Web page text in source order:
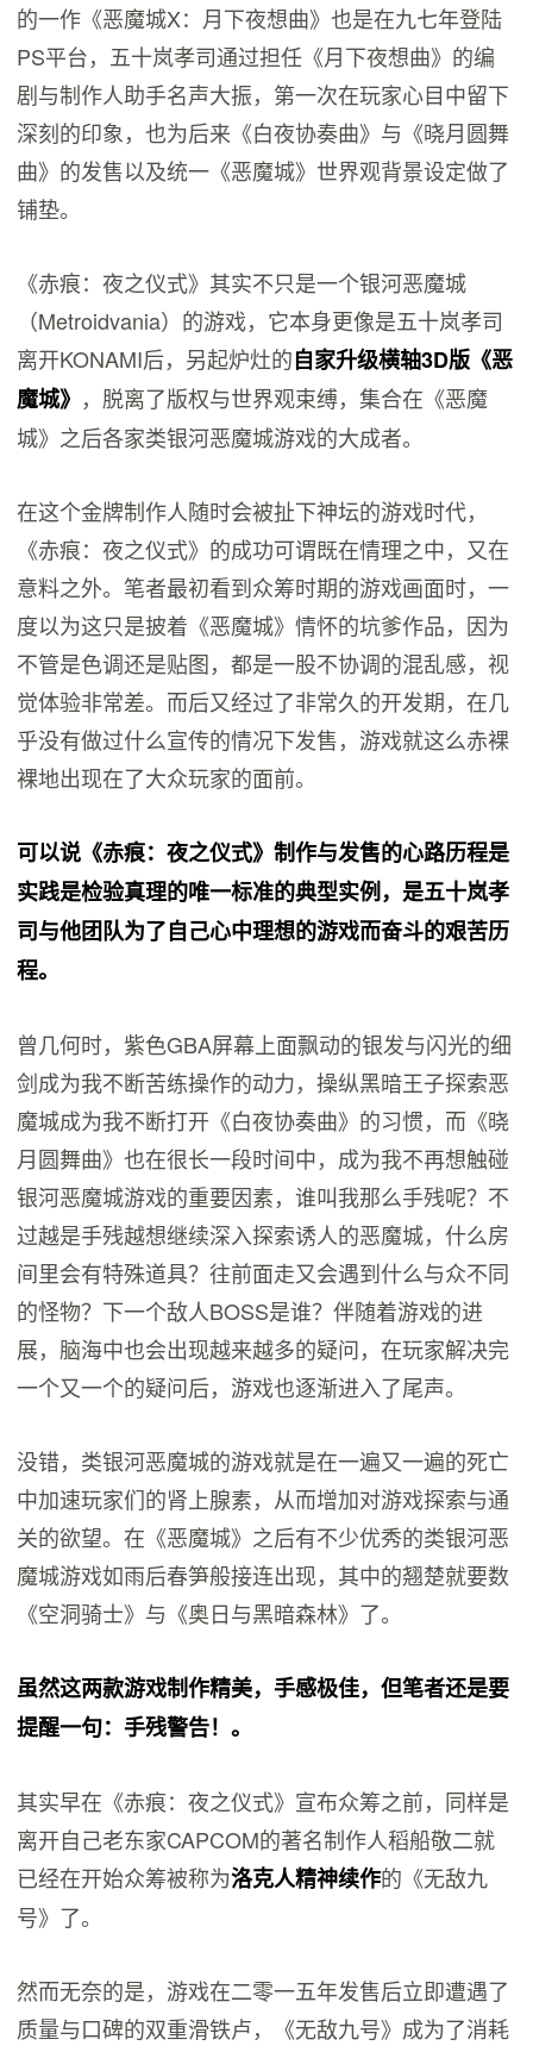
的一作《恶魔城X：月下夜想曲》也是在九七年登陆
PS平台，五十岚孝司通过担任《月下夜想曲》的编
剧与制作人助手名声大振，第一次在玩家心目中留下
深刻的印象，也为后来《白夜协奏曲》与《晓月圆舞
曲》的发售以及统一《恶魔城》世界观背景设定做了
铺垫。
《赤痕：夜之仪式》其实不只是一个银河恶魔城
（Metroidvania）的游戏，它本身更像是五十岚孝司
离开KONAMI后，另起炉灶的自家升级横轴3D版《恶
魔城》 ，脱离了版权与世界观束缚，集合在《恶魔
城》之后各家类银河恶魔城游戏的大成者。
在这个金牌制作人随时会被扯下神坛的游戏时代，
《赤痕：夜之仪式》的成功可谓既在情理之中，又在
意料之外。笔者最初看到众筹时期的游戏画面时，一
度以为这只是披着《恶魔城》情怀的坑爹作品，因为
不管是色调还是贴图，都是一股不协调的混乱感，视
觉体验非常差。而后又经过了非常久的开发期，在几
乎没有做过什么宣传的情况下发售，游戏就这么赤裸
裸地出现在了大众玩家的面前。
可以说《赤痕：夜之仪式》制作与发售的心路历程是
实践是检验真理的唯一标准的典型实例，是五十岚孝
司与他团队为了自己心中理想的游戏而奋斗的艰苦历
程。
曾几何时，紫色GBA屏幕上面飘动的银发与闪光的细
剑成为我不断苦练操作的动力，操纵黑暗王子探索恶
魔城成为我不断打开《白夜协奏曲》的习惯，而《晓
月圆舞曲》也在很长一段时间中，成为我不再想触碰
银河恶魔城游戏的重要因素，谁叫我那么手残呢？不
过越是手残越想继续深入探索诱人的恶魔城，什么房
间里会有特殊道具？往前面走又会遇到什么与众不同
的怪物？下一个敌人BOSS是谁？伴随着游戏的进
展，脑海中也会出现越来越多的疑问，在玩家解决完
一个又一个的疑问后，游戏也逐渐进入了尾声。
没错，类银河恶魔城的游戏就是在一遍又一遍的死亡
中加速玩家们的肾上腺素，从而增加对游戏探索与通
关的欲望。在《恶魔城》之后有不少优秀的类银河恶
魔城游戏如雨后春笋般接连出现，其中的翘楚就要数
《空洞骑士》与《奥日与黑暗森林》了。
虽然这两款游戏制作精美，手感极佳，但笔者还是要
提醒一句：手残警告！。
其实早在《赤痕：夜之仪式》宣布众筹之前，同样是
离开自己老东家CAPCOM的著名制作人稻船敬二就
已经在开始众筹被称为洛克人精神续作的《无敌九
号》了。
然而无奈的是，游戏在二零一五年发售后立即遭遇了
质量与口碑的双重滑铁卢，《无敌九号》成为了消耗